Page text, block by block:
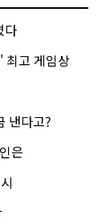
다
고 게임상
낸다고?
은